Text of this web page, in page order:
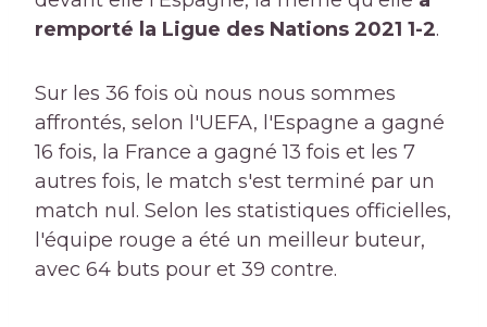
remporté la Ligue des Nations 2021 1-2.
Sur les 36 fois où nous nous sommes
affrontés, selon l'UEFA, l'Espagne a gagné
16 fois, la France a gagné 13 fois et les 7
autres fois, le match s'est terminé par un
match nul. Selon les statistiques officielles,
l'équipe rouge a été un meilleur buteur,
avec 64 buts pour et 39 contre.